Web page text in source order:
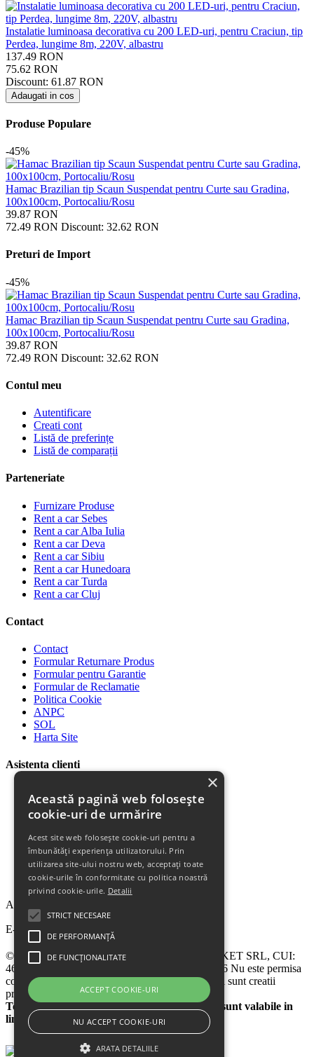
Instalatie luminoasa decorativa cu 200 LED-uri, pentru Craciun, tip
Perdea, lungime 8m, 220V, albastru
137.49 RON
75.62 RON
Discount: 61.87 RON
Adaugati in cos
Produse Populare
-45%
Hamac Brazilian tip Scaun Suspendat pentru Curte sau Gradina,
100x100cm, Portocaliu/Rosu
39.87 RON
72.49 RON Discount: 32.62 RON
Preturi de Import
-45%
Hamac Brazilian tip Scaun Suspendat pentru Curte sau Gradina,
100x100cm, Portocaliu/Rosu
39.87 RON
72.49 RON Discount: 32.62 RON
Contul meu
Autentificare
Creati cont
Listă de preferințe
Listă de comparații
Parteneriate
Furnizare Produse
Rent a car Sebes
Rent a car Alba Iulia
Rent a car Deva
Rent a car Sibiu
Rent a car Hunedoara
Rent a car Turda
Rent a car Cluj
Contact
Contact
Formular Returnare Produs
Formular pentru Garantie
Formular de Reclamatie
Politica Cookie
ANPC
SOL
Harta Site
Asistenta clienti
Plata Produselor
Livrarea Produselor
Politica de Retur
Descarca Garantia
Urmareste Comanda
Termeni Garantie
Termeni si Conditii
Abonare la newsletter
E-mail
© 2024 - 2026 eChilipir.ro - SIRIUS TOP MARKET SRL, CUI:
46952581, Reg. Com.: Call Center: 0726 676 676 Nu este permisa
copierea sitului eChilipir.ro - Unele poze si softuri sunt creatii
proprii.
Toate preturile sunt exprimate in lei. Ofertele sunt valabile in
limita stocului disponibil
Această pagină web folosește
cookie-uri de urmărire
Acest site web folosește cookie-uri pentru a
îmbunătăți experiența utilizatorului. Prin
utilizarea site-ului nostru web, acceptați toate
cookie-urile în conformitate cu politica noastră
privind cookie-urile. Detalii
STRICT NECESARE
DE PERFORMANȚĂ
DE FUNCȚIONALITATE
ACCEPT COOKIE-URI
NU ACCEPT COOKIE-URI
ARATA DETALIILE
×